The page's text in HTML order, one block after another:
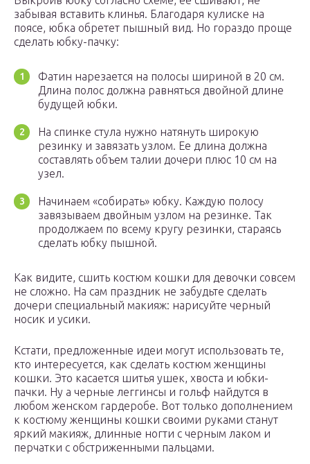
забывая вставить клинья. Благодаря кулиске на
поясе, юбка обретет пышный вид. Но гораздо проще
сделать юбку-пачку:
Фатин нарезается на полосы шириной в 20 см.
Длина полос должна равняться двойной длине
будущей юбки.
На спинке стула нужно натянуть широкую
резинку и завязать узлом. Ее длина должна
составлять объем талии дочери плюс 10 см на
узел.
Начинаем «собирать» юбку. Каждую полосу
завязываем двойным узлом на резинке. Так
продолжаем по всему кругу резинки, стараясь
сделать юбку пышной.
Как видите, сшить костюм кошки для девочки совсем
не сложно. На сам праздник не забудьте сделать
дочери специальный макияж: нарисуйте черный
носик и усики.
Кстати, предложенные идеи могут использовать те,
кто интересуется, как сделать костюм женщины
кошки. Это касается шитья ушек, хвоста и юбки-
пачки. Ну а черные леггинсы и гольф найдутся в
любом женском гардеробе. Вот только дополнением
к костюму женщины кошки своими руками станут
яркий макияж, длинные ногти с черным лаком и
перчатки с обстриженными пальцами.